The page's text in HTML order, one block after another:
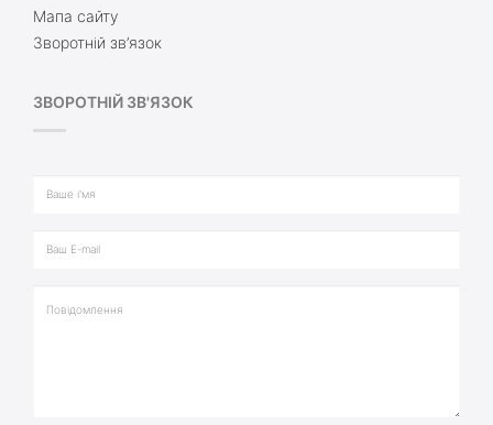
Мапа сайту
Зворотній зв’язок
ЗВОРОТНІЙ ЗВ'ЯЗОК